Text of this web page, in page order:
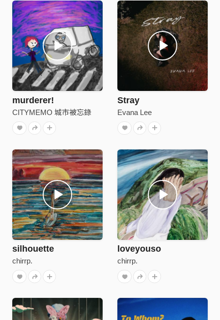
murderer!
CITYMEMO 城市被忘錄
Stray
Evana Lee
silhouette
chirrp.
loveyouso
chirrp.